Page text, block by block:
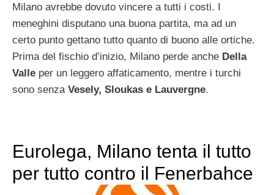
Milano avrebbe dovuto vincere a tutti i costi. I
meneghini disputano una buona partita, ma ad un
certo punto gettano tutto quanto di buono alle ortiche.
Prima del fischio d’inizio, Milano perde anche Della
Valle per un leggero affaticamento, mentre i turchi
sono senza Vesely, Sloukas e Lauvergne.
Eurolega, Milano tenta il tutto
per tutto contro il Fenerbahce